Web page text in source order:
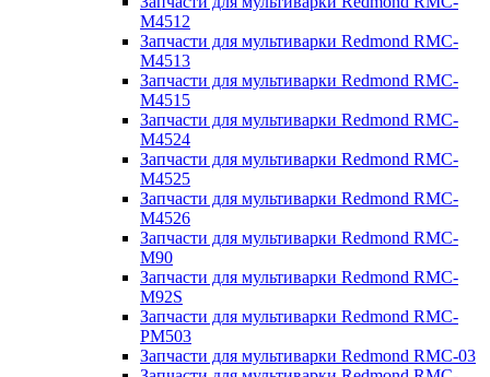
M4512
Запчасти для мультиварки Redmond RMC-
M4513
Запчасти для мультиварки Redmond RMC-
M4515
Запчасти для мультиварки Redmond RMC-
M4524
Запчасти для мультиварки Redmond RMC-
M4525
Запчасти для мультиварки Redmond RMC-
M4526
Запчасти для мультиварки Redmond RMC-
M90
Запчасти для мультиварки Redmond RMC-
M92S
Запчасти для мультиварки Redmond RMC-
PM503
Запчасти для мультиварки Redmond RMC-03